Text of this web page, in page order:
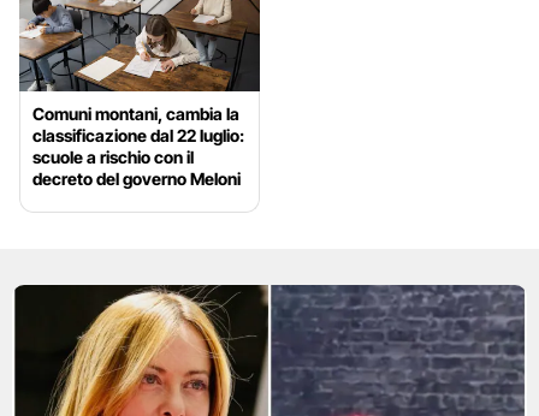
Comuni montani, cambia la
classificazione dal 22 luglio:
scuole a rischio con il
decreto del governo Meloni